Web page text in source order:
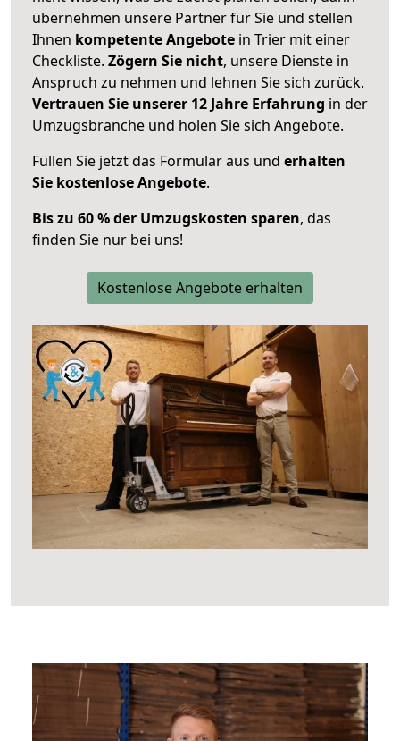
übernehmen unsere Partner für Sie und stellen
Ihnen kompetente Angebote in Trier mit einer
Checkliste. Zögern Sie nicht, unsere Dienste in
Anspruch zu nehmen und lehnen Sie sich zurück.
Vertrauen Sie unserer 12 Jahre Erfahrung in der
Umzugsbranche und holen Sie sich Angebote.
Füllen Sie jetzt das Formular aus und erhalten
Sie kostenlose Angebote.
Bis zu 60 % der Umzugskosten sparen, das
finden Sie nur bei uns!
Kostenlose Angebote erhalten